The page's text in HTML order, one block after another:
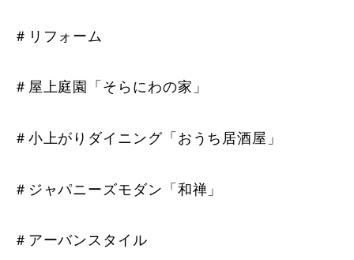
＃リフォーム
＃屋上庭園「そらにわの家」
＃小上がりダイニング「おうち居酒屋」
＃ジャパニーズモダン「和禅」
＃アーバンスタイル